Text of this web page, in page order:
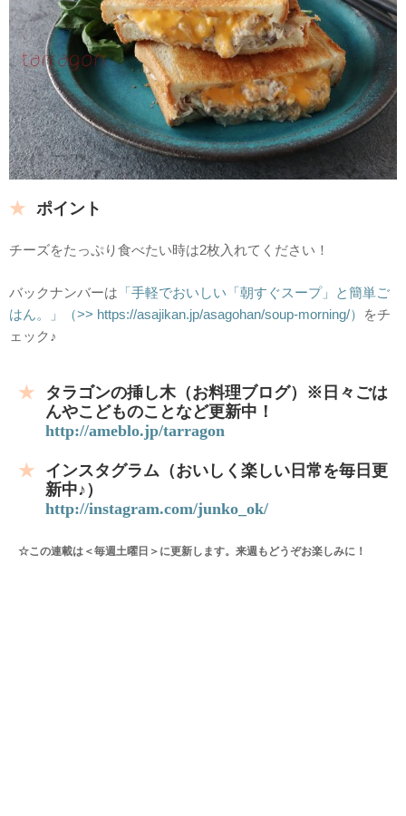
ポイント
チーズをたっぷり食べたい時は2枚入れてください！
バックナンバーは 「手軽でおいしい「朝すぐスープ」と簡単ご
はん。」（>> https://asajikan.jp/asagohan/soup-morning/）
をチ
ェック♪
タラゴンの挿し木（お料理ブログ）※日々ごは
んやこどものことなど更新中！
http://ameblo.jp/tarragon
インスタグラム（おいしく楽しい日常を毎日更
新中♪）
http://instagram.com/junko_ok/
☆この連載は＜毎週土曜日＞に更新します。来週もどうぞお楽しみに！